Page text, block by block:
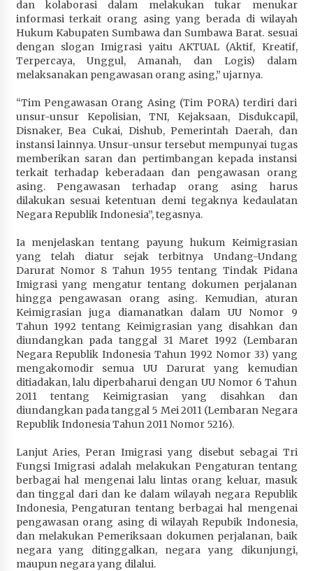
dan kolaborasi dalam melakukan tukar menukar
informasi terkait orang asing yang berada di wilayah
Hukum Kabupaten Sumbawa dan Sumbawa Barat. sesuai
dengan slogan Imigrasi yaitu AKTUAL (Aktif, Kreatif,
Terpercaya, Unggul, Amanah, dan Logis) dalam
melaksanakan pengawasan orang asing,” ujarnya.
“Tim Pengawasan Orang Asing (Tim PORA) terdiri dari
unsur-unsur Kepolisian, TNI, Kejaksaan, Disdukcapil,
Disnaker, Bea Cukai, Dishub, Pemerintah Daerah, dan
instansi lainnya. Unsur-unsur tersebut mempunyai tugas
memberikan saran dan pertimbangan kepada instansi
terkait terhadap keberadaan dan pengawasan orang
asing. Pengawasan terhadap orang asing harus
dilakukan sesuai ketentuan demi tegaknya kedaulatan
Negara Republik Indonesia”, tegasnya.
Ia menjelaskan tentang payung hukum Keimigrasian
yang telah diatur sejak terbitnya Undang-Undang
Darurat Nomor 8 Tahun 1955 tentang Tindak Pidana
Imigrasi yang mengatur tentang dokumen perjalanan
hingga pengawasan orang asing. Kemudian, aturan
Keimigrasian juga diamanatkan dalam UU Nomor 9
Tahun 1992 tentang Keimigrasian yang disahkan dan
diundangkan pada tanggal 31 Maret 1992 (Lembaran
Negara Republik Indonesia Tahun 1992 Nomor 33) yang
mengakomodir semua UU Darurat yang kemudian
ditiadakan, lalu diperbaharui dengan UU Nomor 6 Tahun
2011 tentang Keimigrasian yang disahkan dan
diundangkan pada tanggal 5 Mei 2011 (Lembaran Negara
Republik Indonesia Tahun 2011 Nomor 5216).
Lanjut Aries, Peran Imigrasi yang disebut sebagai Tri
Fungsi Imigrasi adalah melakukan Pengaturan tentang
berbagai hal mengenai lalu lintas orang keluar, masuk
dan tinggal dari dan ke dalam wilayah negara Republik
Indonesia, Pengaturan tentang berbagai hal mengenai
pengawasan orang asing di wilayah Repubik Indonesia,
dan melakukan Pemeriksaan dokumen perjalanan, baik
negara yang ditinggalkan, negara yang dikunjungi,
maupun negara yang dilalui.